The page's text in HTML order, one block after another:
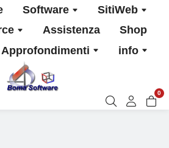
Software
SitiWeb
Assistenza
Shop
Approfondimenti
info
0